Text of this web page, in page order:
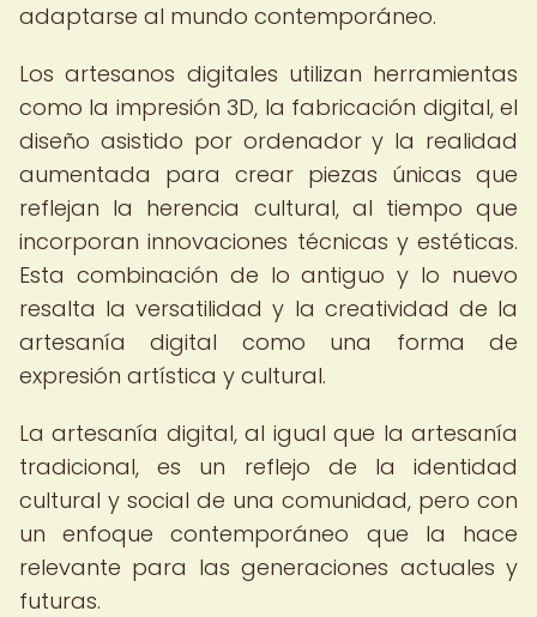
adaptarse al mundo contemporáneo.
Los artesanos digitales utilizan herramientas
como la impresión 3D, la fabricación digital, el
diseño asistido por ordenador y la realidad
aumentada para crear piezas únicas que
reflejan la herencia cultural, al tiempo que
incorporan innovaciones técnicas y estéticas.
Esta combinación de lo antiguo y lo nuevo
resalta la versatilidad y la creatividad de la
artesanía digital como una forma de
expresión artística y cultural.
La artesanía digital, al igual que la artesanía
tradicional, es un reflejo de la identidad
cultural y social de una comunidad, pero con
un enfoque contemporáneo que la hace
relevante para las generaciones actuales y
futuras.